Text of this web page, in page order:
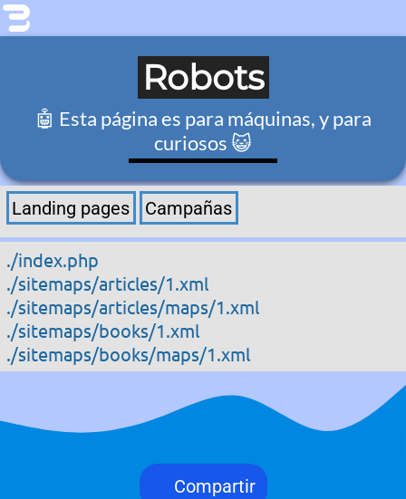
Robots
🤖 Esta página es para máquinas, y para
curiosos 😺
Landing pages Campañas
./index.php
./sitemaps/articles/1.xml
./sitemaps/articles/maps/1.xml
./sitemaps/books/1.xml
./sitemaps/books/maps/1.xml
Compartir